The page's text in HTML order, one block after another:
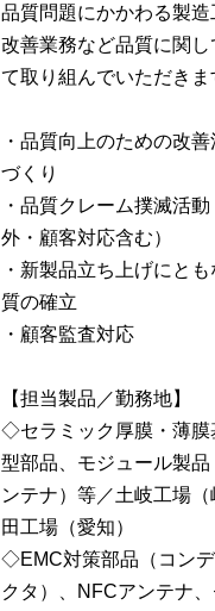
品質問題にかかわる製
改善業務など品質に関し
て取り組んでいただきま
・品質向上のための改
づくり
・品質クレーム撲滅活
外・顧客対応含む）
・新製品立ち上げにと
質の確立
・顧客監査対応
【担当製品／勤務地】
◇セラミック厚膜・薄膜
型部品、モジュール製
ンテナ）等／土岐工場
田工場（愛知）
◇EMC対策部品（コン
クタ）、NFCアンテナ